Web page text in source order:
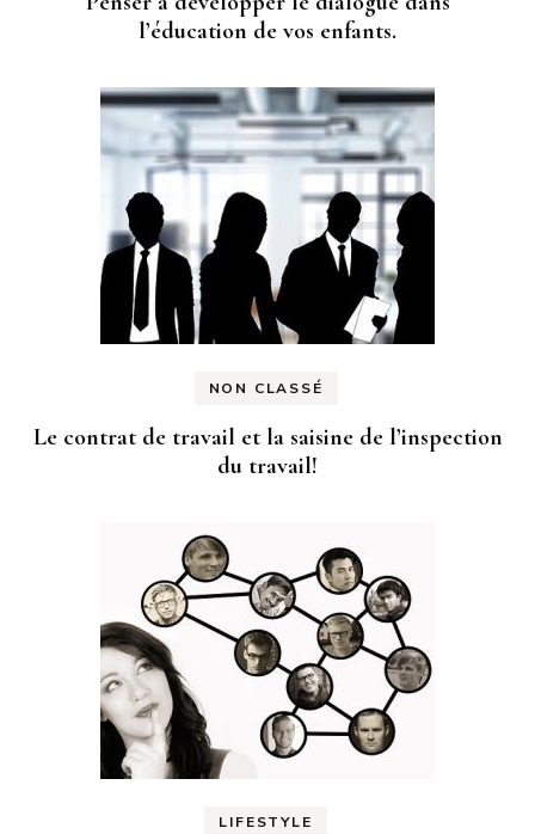
l’éducation de vos enfants.
NON CLASSÉ
Le contrat de travail et la saisine de l’inspection
du travail!
LIFESTYLE